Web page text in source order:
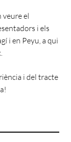
veure el
i els
i en Peyu, a qui
i del tracte